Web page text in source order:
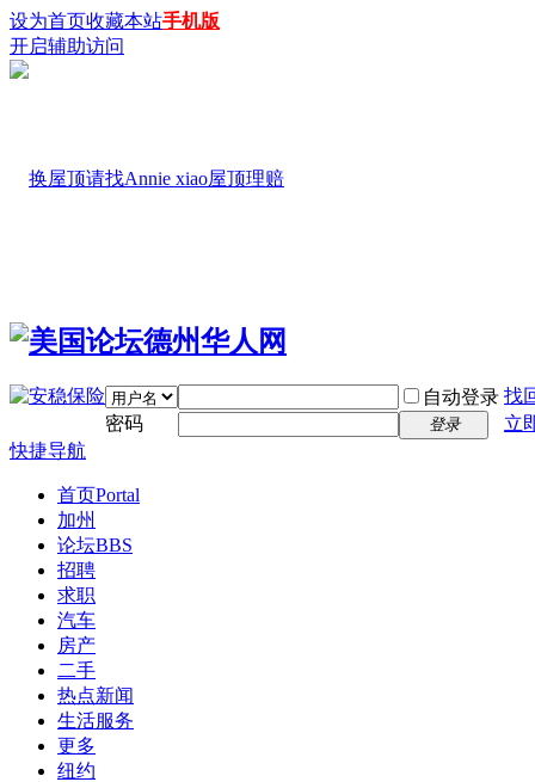
设为首页收藏本站手机版
开启辅助访问
自动登录 找
密码
登录
立
快捷导航
首页Portal
加州
论坛BBS
招聘
求职
汽车
房产
二手
热点新闻
生活服务
更多
纽约